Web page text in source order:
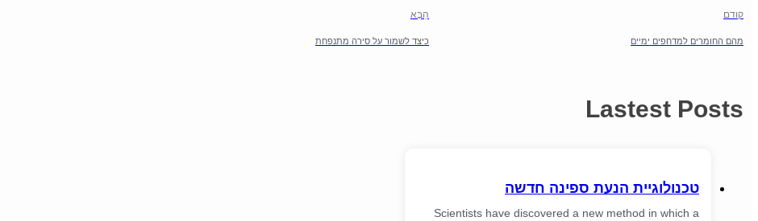
קודם
מהם החומרים למדחפים ימיים
הַבָּא
כיצד לשמור על סירה מתנפחת
Lastest Posts
טכנולוגיית הנעת ספינה חדשה
Scientists have discovered a new method in which a